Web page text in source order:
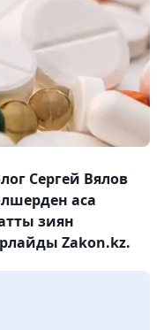
Сергей Вялов
аса
зиян
Zakon.kz.